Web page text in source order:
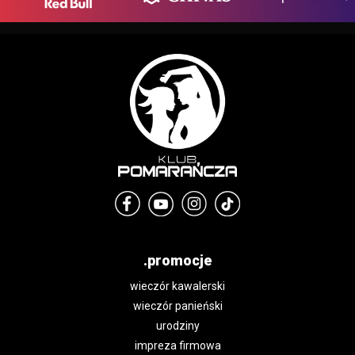
.promocje
wieczór kawalerski
wieczór panieński
urodziny
impreza firmowa